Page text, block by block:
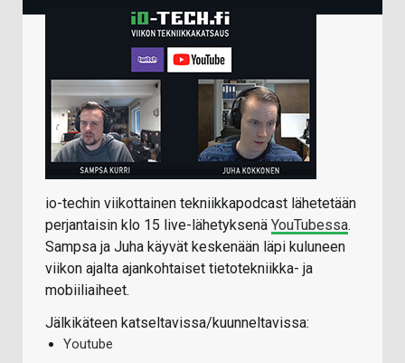
io-techin viikottainen tekniikkapodcast lähetetään
perjantaisin klo 15 live-lähetyksenä YouTubessa.
Sampsa ja Juha käyvät keskenään läpi kuluneen
viikon ajalta ajankohtaiset tietotekniikka- ja
mobiiliaiheet.
Jälkikäteen katseltavissa/kuunneltavissa:
Youtube